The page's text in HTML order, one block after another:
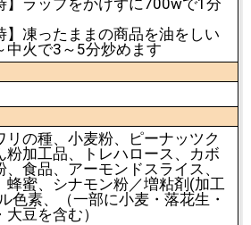
】ラップをかけずに700wで1分
】凍ったままの商品を油をしい
中火で3～5分炒めます
リの種、小麦粉、ピーナッツク
粉加工品、トレハロース、カボ
食品、アーモンドスライス、
蜂蜜、シナモン粉／増粘剤(加工
色素、（一部に小麦・落花生・
豆を含む）